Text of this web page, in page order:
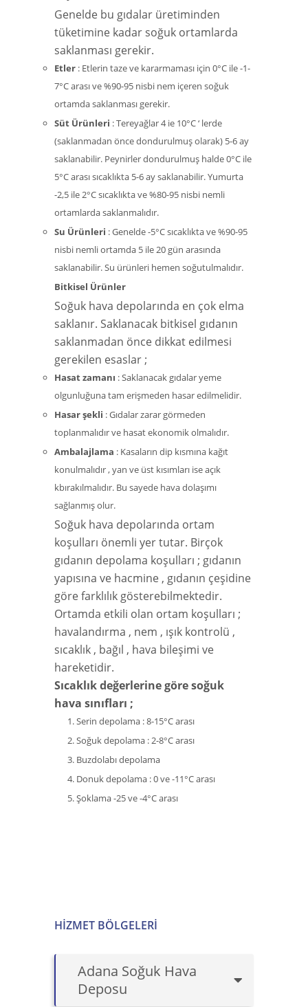
HIZMET BÖLGELERI
Adana Soğuk Hava
Deposu
Genelde bu gıdalar üretiminden
tüketimine kadar soğuk ortamlarda
saklanması gerekir.
Etler : Etlerin taze ve kararmaması için 0°C ile -1-
7°C arası ve %90-95 nisbi nem içeren soğuk
ortamda saklanması gerekir.
Süt Ürünleri : Tereyağlar 4 ie 10°C ‘ lerde
(saklanmadan önce dondurulmuş olarak) 5-6 ay
saklanabilir. Peynirler dondurulmuş halde 0°C ile
5°C arası sıcaklıkta 5-6 ay saklanabilir. Yumurta
-2,5 ile 2°C sıcaklıkta ve %80-95 nisbi nemli
ortamlarda saklanmalıdır.
Su Ürünleri : Genelde -5°C sıcaklıkta ve %90-95
nisbi nemli ortamda 5 ile 20 gün arasında
saklanabilir. Su ürünleri hemen soğutulmalıdır.
Bitkisel Ürünler
Soğuk hava depolarında en çok elma
saklanır. Saklanacak bitkisel gıdanın
saklanmadan önce dikkat edilmesi
gerekilen esaslar ;
Hasat zamanı : Saklanacak gıdalar yeme
olgunluğuna tam erişmeden hasar edilmelidir.
Hasar şekli : Gıdalar zarar görmeden
toplanmalıdır ve hasat ekonomik olmalıdır.
Ambalajlama : Kasaların dip kısmına kağıt
konulmalıdır , yan ve üst kısımları ise açık
kbırakılmalıdır. Bu sayede hava dolaşımı
sağlanmış olur.
Soğuk hava depolarında ortam
koşulları önemli yer tutar. Birçok
gıdanın depolama koşulları ; gıdanın
yapısına ve hacmine , gıdanın çeşidine
göre farklılık gösterebilmektedir.
Ortamda etkili olan ortam koşulları ;
havalandırma , nem , ışık kontrolü ,
sıcaklık , bağıl , hava bileşimi ve
hareketidir.
Sıcaklık değerlerine göre soğuk
hava sınıfları ;
Serin depolama : 8-15°C arası
Soğuk depolama : 2-8°C arası
Buzdolabı depolama
Donuk depolama : 0 ve -11°C arası
Şoklama -25 ve -4°C arası